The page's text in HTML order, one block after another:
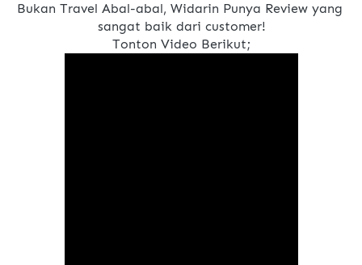
Bukan Travel Abal-abal, Widarin Punya Review yang
sangat baik dari customer!
Tonton Video Berikut;